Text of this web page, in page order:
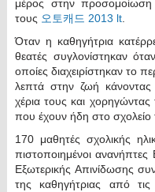
μέρος στην προσομοίωση
τους 오토캐드 2013 lt
Όταν η καθηγήτρια
θεατές συγλονίστηκαν
οποίες διαχειρίστηκαν το
λεπτά στην ζωή κάνοντας
χέρια τους και χορηγώντας
που έχουν ήδη στο
170 μαθητές σχολικής
πιστοποιημένοι
Εξωτερικής Απινίδωσης
της καθηγήτριας από τις